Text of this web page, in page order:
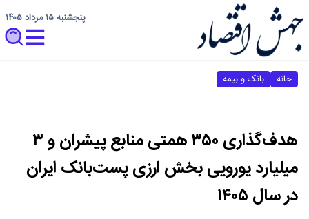
پنجشنبه ۱۵ مرداد ۱۴۰۵
خانه بانک و بیمه
هدف‌گذاری ۳۵۰ همتی منابع پیشران و ۳
میلیارد یورویی بخش ارزی پست‌بانک ایران
در سال ۱۴۰۵